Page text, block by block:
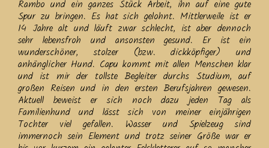
Rambo und ein ganzes Stück Arbeit, ihn auf eine gute
Spur zu bringen. Es hat sich gelohnt. Mittlerweile ist er
14 Jahre alt und läuft zwar schlecht, ist aber dennoch
sehr lebensfroh und ansonsten gesund. Er ist ein
wunderschöner, stolzer (bzw. dickköpfiger) und
anhänglicher Hund. Capu kommt mit allen Menschen klar
und ist mir der tollste Begleiter durchs Studium, auf
großen Reisen und in den ersten Berufsjahren gewesen.
Aktuell beweist er sich noch dazu jeden Tag als
Familienhund und lässt sich von meiner einjährigen
Tochter viel gefallen. Wasser und Spielzeug sind
immernoch sein Element und trotz seiner Größe war er